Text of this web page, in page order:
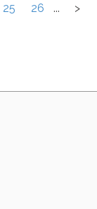
25 26 ... >